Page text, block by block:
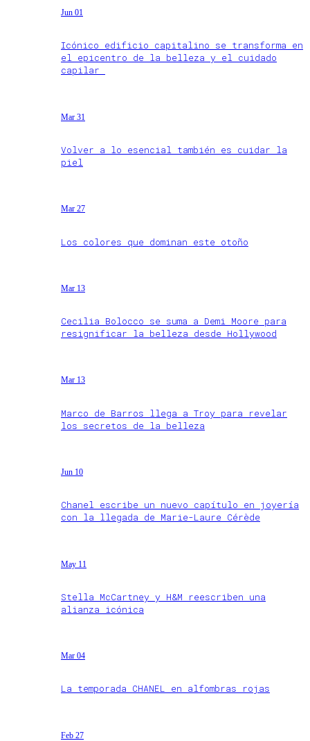
Jun 01
Icónico edificio capitalino se transforma en
el epicentro de la belleza y el cuidado
capilar
Mar 31
Volver a lo esencial también es cuidar la
piel
Mar 27
Los colores que dominan este otoño
Mar 13
Cecilia Bolocco se suma a Demi Moore para
resignificar la belleza desde Hollywood
Mar 13
Marco de Barros llega a Troy para revelar
los secretos de la belleza
Jun 10
Chanel escribe un nuevo capítulo en joyería
con la llegada de Marie-Laure Cérède
May 11
Stella McCartney y H&M reescriben una
alianza icónica
Mar 04
La temporada CHANEL en alfombras rojas
Feb 27